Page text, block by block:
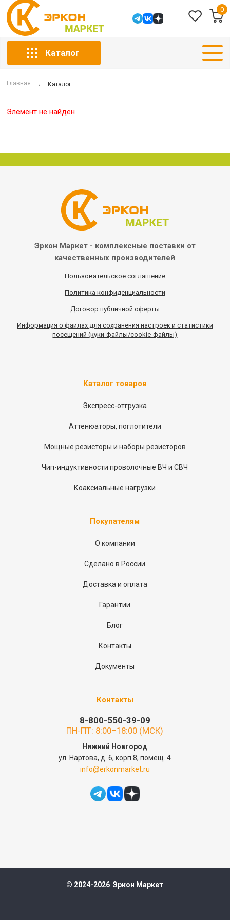
0
Каталог
Главная Каталог
Элемент не найден
Эркон Маркет - комплексные поставки от
качественных производителей
Пользовательское соглашение
Политика конфиденциальности
Договор публичной оферты
Информация о файлах для сохранения настроек и статистики
посещений (куки-файлы/cookie-файлы)
Каталог товаров
Экспресс-отгрузка
Аттенюаторы, поглотители
Мощные резисторы и наборы резисторов
Чип-индуктивности проволочные ВЧ и СВЧ
Коаксиальные нагрузки
Покупателям
О компании
Сделано в России
Доставка и оплата
Гарантии
Блог
Контакты
Документы
Контакты
8-800-550-39-09
ПН-ПТ: 8:00–18:00 (МСК)
Нижний Новгород
ул. Нартова, д. 6, корп 8, помещ. 4
info@erkonmarket.ru
© 2024-2026 Эркон Маркет